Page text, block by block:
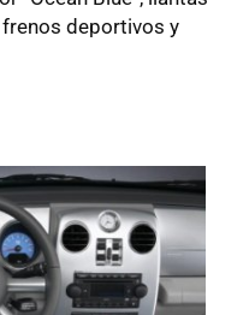
deportivos y